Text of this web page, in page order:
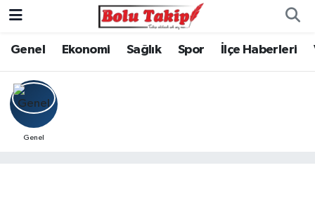
Genel Ekonomi Sağlık Spor İlçe Haberleri
Genel